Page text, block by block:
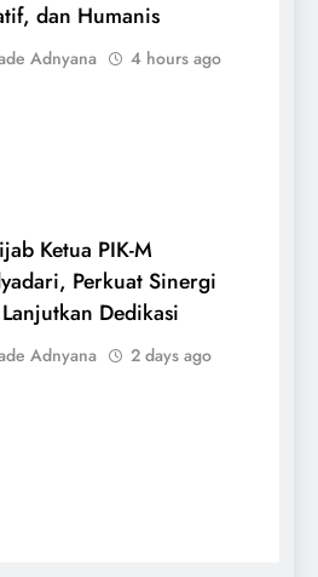
dan Humanis
Adnyana 4 hours ago
Ketua PIK-M
Perkuat Sinergi
Dedikasi
Adnyana 2 days ago